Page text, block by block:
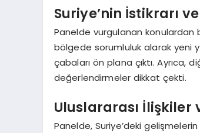
Suriye’nin İstikrarı
Panelde vurgulanan konulardan
bölgede sorumluluk alarak yeni
çabaları ön plana çıktı. Ayrıca,
değerlendirmeler dikkat çekti.
Uluslararası İlişkiler
Panelde, Suriye’deki